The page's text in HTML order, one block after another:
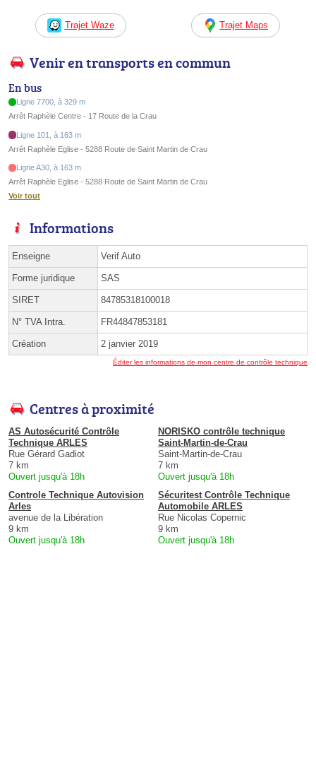
Trajet Waze Trajet Maps
Venir en transports en commun
En bus
Ligne 7700, à 329 m
Arrêt Raphèle Centre - 17 Route de la Crau
Ligne 101, à 163 m
Arrêt Raphèle Eglise - 5288 Route de Saint Martin de Crau
Ligne A30, à 163 m
Arrêt Raphèle Eglise - 5288 Route de Saint Martin de Crau
Voir tout
Informations
Enseigne Verif Auto
Forme juridique SAS
SIRET 84785318100018
N° TVA Intra. FR44847853181
Création 2 janvier 2019
Éditer les informations de mon centre de contrôle technique
Centres à proximité
AS Autosécurité Contrôle
Technique ARLES
Rue Gérard Gadiot
7 km
Ouvert jusqu'à 18h
NORISKO contrôle technique
Saint-Martin-de-Crau
Saint-Martin-de-Crau
7 km
Ouvert jusqu'à 18h
Controle Technique Autovision
Arles
avenue de la Libération
9 km
Ouvert jusqu'à 18h
Sécuritest Contrôle Technique
Automobile ARLES
Rue Nicolas Copernic
9 km
Ouvert jusqu'à 18h